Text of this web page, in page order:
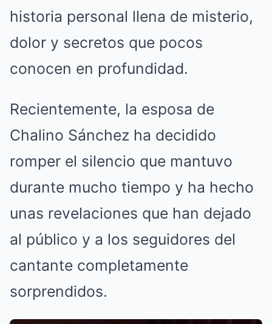
historia personal llena de misterio,
dolor y secretos que pocos
conocen en profundidad.
Recientemente, la esposa de
Chalino Sánchez ha decidido
romper el silencio que mantuvo
durante mucho tiempo y ha hecho
unas revelaciones que han dejado
al público y a los seguidores del
cantante completamente
sorprendidos.